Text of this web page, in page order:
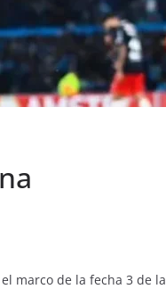
marco de la fecha 3 de la